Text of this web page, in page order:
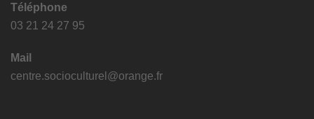
Téléphone
03 21 24 27 95
Mail
centre.socioculturel@orange.fr